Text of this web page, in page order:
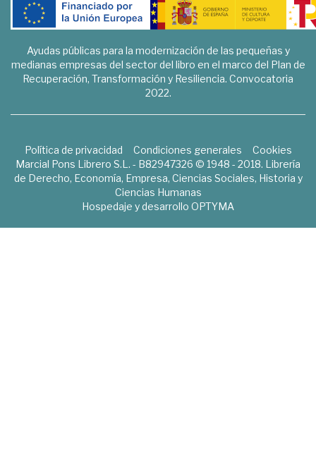
Ayudas públicas para la modernización de las pequeñas y
medianas empresas del sector del libro en el marco del Plan de
Recuperación, Transformación y Resiliencia. Convocatoria
2022.
Política de privacidad Condiciones generales
Cookies
Marcial Pons Librero S.L. - B82947326 © 1948 - 2018. Librería
de Derecho, Economía, Empresa, Ciencias Sociales, Historia y
Ciencias Humanas
Hospedaje y desarrollo OPTYMA